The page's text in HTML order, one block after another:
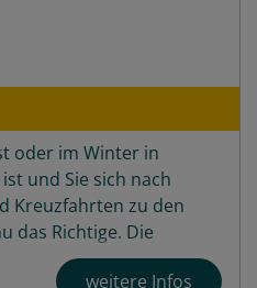
oder im Winter in
und Sie sich nach
Kreuzfahrten zu den
das Richtige. Die
im nordatlantischen
weitere Infos